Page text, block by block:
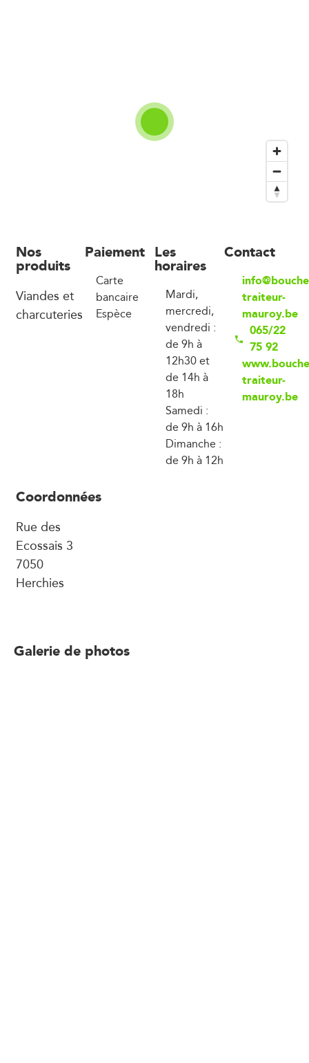
Nos
produits
Viandes et
charcuteries
Paiement
Carte
bancaire
Espèce
Les
horaires
Mardi,
mercredi,
vendredi :
de 9h à
12h30 et
de 14h à
18h
Samedi :
de 9h à 16h
Dimanche :
de 9h à 12h
Contact
traiteur-
mauroy.be
065/22
75 92
traiteur-
mauroy.be
Coordonnées
Rue des
Ecossais 3
7050
Herchies
Galerie de photos